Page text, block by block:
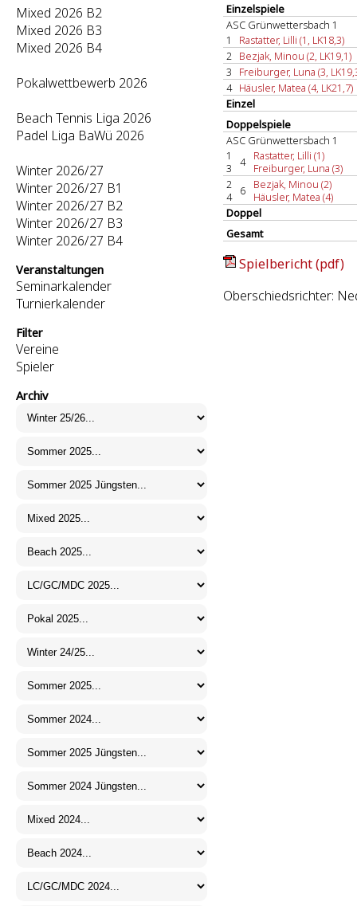
Mixed 2026 B2
Mixed 2026 B3
Mixed 2026 B4
Pokalwettbewerb 2026
Beach Tennis Liga 2026
Padel Liga BaWü 2026
Winter 2026/27
Winter 2026/27 B1
Winter 2026/27 B2
Winter 2026/27 B3
Winter 2026/27 B4
Veranstaltungen
Seminarkalender
Turnierkalender
Filter
Vereine
Spieler
Archiv
Einzelspiele
ASC Grünwettersbach 1
1
Rastatter, Lilli (1, LK18,3)
2 Bezjak, Minou (2, LK19,1)
3
Freiburger, Luna (3,
4 Häusler, Matea (4, LK21,7)
Einzel
Doppelspiele
ASC Grünwettersbach 1
1
3
4 Rastatter, Lilli (1)
Freiburger, Luna (3)
2
4
6
Bezjak, Minou (2)
Häusler, Matea (4)
Doppel
Gesamt
Spielbericht (pdf)
Oberschiedsrichter: